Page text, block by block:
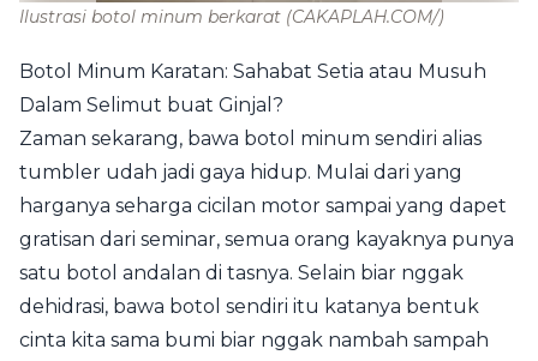
Ilustrasi botol minum berkarat (CAKAPLAH.COM/)
Botol Minum Karatan: Sahabat Setia atau Musuh
Dalam Selimut buat Ginjal?
Zaman sekarang, bawa botol minum sendiri alias
tumbler udah jadi gaya hidup. Mulai dari yang
harganya seharga cicilan motor sampai yang dapet
gratisan dari seminar, semua orang kayaknya punya
satu botol andalan di tasnya. Selain biar nggak
dehidrasi, bawa botol sendiri itu katanya bentuk
cinta kita sama bumi biar nggak nambah sampah